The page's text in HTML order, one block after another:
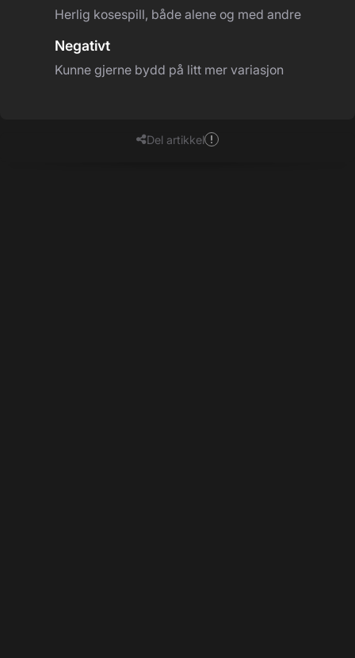
Herlig kosespill, både alene og med andre
Negativt
Kunne gjerne bydd på litt mer variasjon
Del artikkel